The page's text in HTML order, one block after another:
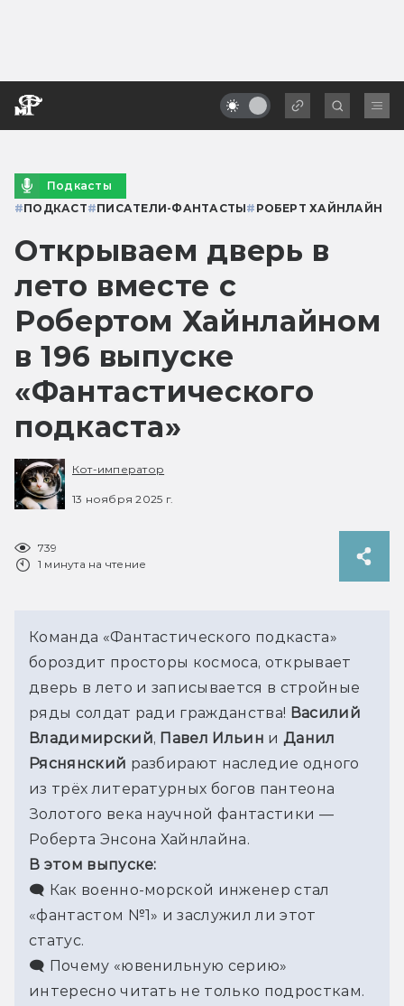
Подкасты
#ПОДКАСТ#ПИСАТЕЛИ-ФАНТАСТЫ# РОБЕРТ ХАЙНЛАЙН
Открываем дверь в
лето вместе с
Робертом Хайнлайном
в 196 выпуске
«Фантастического
подкаста»
Кот-император
13 ноября 2025 г.
739
1 минута на чтение
Команда «Фантастического подкаста»
бороздит просторы космоса, открывает
дверь в лето и записывается в стройные
ряды солдат ради гражданства! Василий
Владимирский, Павел Ильин и Данил
Ряснянский разбирают наследие одного
из трёх литературных богов пантеона
Золотого века научной фантастики —
Роберта Энсона Хайнлайна.
В этом выпуске:
🗨 Как военно-морской инженер стал
«фантастом №1» и заслужил ли этот
статус.
🗨 Почему «ювенильную серию»
интересно читать не только подросткам.